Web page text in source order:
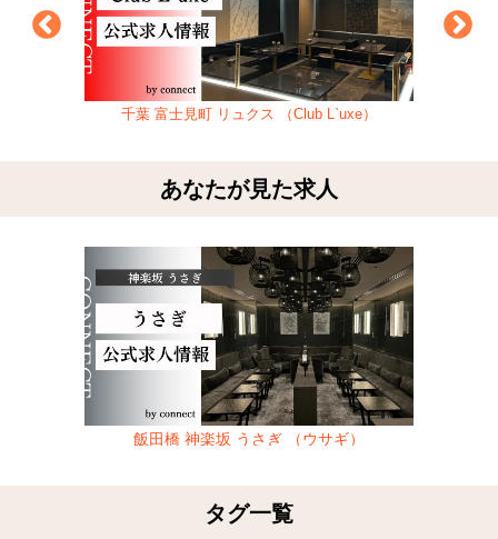
千葉 富士見町 リュクス （Club L`uxe）
あなたが見た求人
飯田橋 神楽坂 うさぎ （ウサギ）
タグ一覧